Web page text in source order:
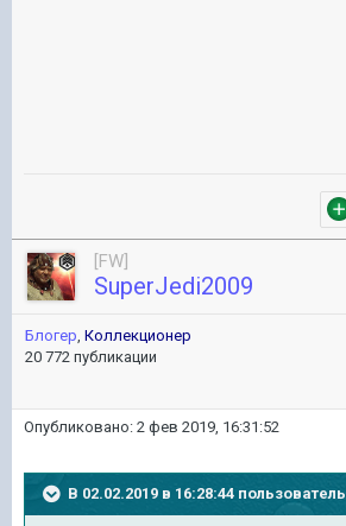
[FW]
SuperJedi2009
Блогер, Коллекционер
20 772 публикации
Опубликовано: 2 фев 2019, 16:31:52
В 02.02.2019 в 16:28:44 пользователь